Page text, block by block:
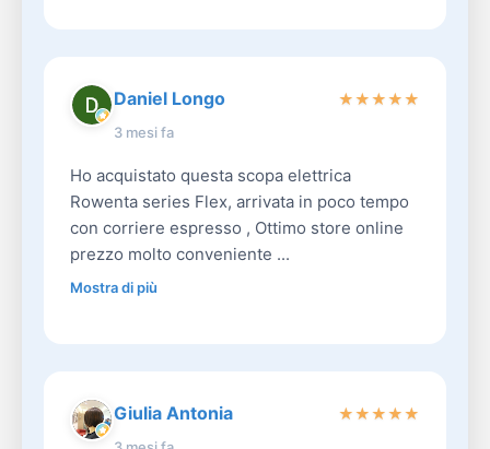
Daniel Longo
3 mesi fa
★★★★★
Ho acquistato questa scopa elettrica
Rowenta series Flex, arrivata in poco tempo
con corriere espresso , Ottimo store online
prezzo molto conveniente ...
Mostra di più
Giulia Antonia ★★★★★